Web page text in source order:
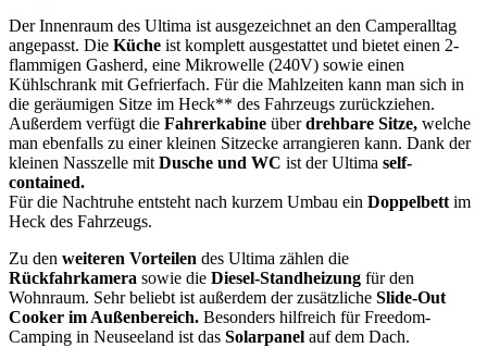
Der Innenraum des Ultima ist ausgezeichnet an den Camperalltag
angepasst. Die Küche ist komplett ausgestattet und bietet einen 2-
flammigen Gasherd, eine Mikrowelle (240V) sowie einen
Kühlschrank mit Gefrierfach. Für die Mahlzeiten kann man sich in
die geräumigen Sitze im Heck** des Fahrzeugs zurückziehen.
Außerdem verfügt die Fahrerkabine überdrehbare Sitze, welche
man ebenfalls zu einer kleinen Sitzecke arrangieren kann. Dank der
kleinen Nasszelle mit Dusche und WC ist der Ultima self-
contained.
Für die Nachtruhe entsteht nach kurzem Umbau ein Doppelbett im
Heck des Fahrzeugs.
Zu den weiteren Vorteilen des Ultima zählen die
Rückfahrkamera sowie die Diesel-Standheizung für den
Wohnraum. Sehr beliebt ist außerdem der zusätzliche Slide-Out
Cooker im Außenbereich. Besonders hilfreich für Freedom-
Camping in Neuseeland ist das Solarpanel auf dem Dach.